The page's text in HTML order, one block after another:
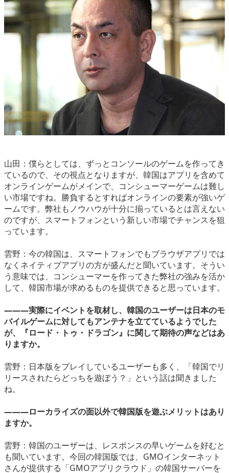
山田：僕らとしては、ずっとコンソールのゲームを作ってき
ているので、その視点となりますが、韓国はアプリを含めて
オンラインゲームがメインで、コンシューマーゲームは難し
い市場ですね。勝負するとすればオンラインの要素が強いゲ
ームです。弊社もノウハウが十分に揃っているとは言えない
のですが、スマートフォンという新しい市場でチャンスを狙
っています。
雲野：今の韓国は、スマートフォンでもブラウザアプリでは
なくネイティブアプリの方が盛んだと聞いています。そうい
う意味では、コンシューマーを作ってきた弊社の強みを活か
して、韓国市場が求めるものを提供できると思っています。
―――実際にイベントを取材し、韓国のユーザーは日本のモ
バイルゲームに対してもアンテナを立てているようでした
が、『ロード・トゥ・ドラゴン』に関して期待の声などはあ
りますか。
雲野：日本版をプレイしているユーザーも多く、「韓国でリ
リースされたらどっちを遊ぼう？」という話は聞きました
ね。
―――ローカライズの面以外で韓国版を遊ぶメリットはあり
ますか。
雲野：韓国のユーザーは、レスポンスの早いゲームを好むと
も聞いています。今回の韓国版では、GMOインターネット
さんが提供する「GMOアプリクラウド」の韓国サーバーを